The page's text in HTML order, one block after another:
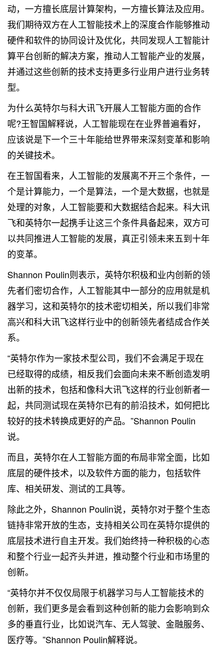
动，一方擅长底层计算架构，一方擅长算法及应用。
我们期待双方在人工智能技术上的深度合作能够推动
硬件和软件的协同设计及优化，共同发现人工智能计
算平台创新的解决方案，推动人工智能产业的发展，
并通过这些创新的技术支持更多行业用户进行业务转
型。
为什么英特尔与科大讯飞开展人工智能方面的合作
呢?王智国解释说，人工智能现在在业界普遍看好，
应该说是下一个三十年能给世界带来深刻变革和影响
的关键技术。
在王智国看来，人工智能的发展离不开三个条件，一
个是计算能力，一个是算法，一个是大数据，也就是
处理的对象，人工智能要和大数据结合起来。科大讯
飞和英特尔一起携手让这三个条件具备起来，双方可
以共同推进人工智能的发展，真正引领未来五到十年
的变革。
Shannon Poulin则表示，英特尔积极和业内创新的领
先者们密切合作，人工智能其中一部分的应用就是机
器学习，这和英特尔的技术密切相关，所以我们非常
高兴和科大讯飞这样行业中的创新领先者结成合作关
系。
“英特尔作为一家技术型公司，我们不会满足于现在
已经取得的成绩，相反我们会面向未来不断创造发明
出新的技术，包括和像科大讯飞这样的行业创新者一
起，共同测试现在英特尔已有的前沿技术，如何把比
较好的技术转换成更好的产品。”Shannon Poulin
说。
而且，英特尔在人工智能方面的布局非常全面，比如
底层的硬件技术，以及软件方面的能力，包括软件
库、相关研发、测试的工具等。
除此之外，Shannon Poulin说，英特尔对于整个生态
链持非常开放的生态，支持相关公司在英特尔提供的
底层技术进行自主开发。我们始终持一种积极的心态
和整个行业一起齐头并进，推动整个行业和市场里的
创新。
“英特尔并不仅仅局限于机器学习与人工智能技术的
创新，我们更多是会看到这种创新的能力会影响到众
多的垂直行业，比如说汽车、无人驾驶、金融服务、
医疗等。”Shannon Poulin解释说。